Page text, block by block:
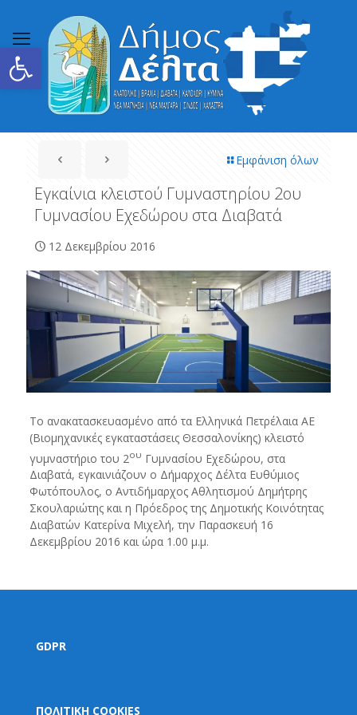
Ανοίξτε τη γραμμή εργαλείων
Εμφάνιση όλων
Εγκαίνια κλειστού Γυμναστηρίου 2ου
Γυμνασίου Εχεδώρου στα Διαβατά
12 Δεκεμβρίου 2016
Το ανακατασκευασμένο από τα Ελληνικά Πετρέλαια ΑΕ
(Βιομηχανικές εγκαταστάσεις Θεσσαλονίκης) κλειστό
γυμναστήριο του 2ου Γυμνασίου Εχεδώρου, στα
Διαβατά, εγκαινιάζουν ο Δήμαρχος Δέλτα Ευθύμιος
Φωτόπουλος, ο Αντιδήμαρχος Αθλητισμού Δημήτρης
Σκουλαριώτης και η Πρόεδρος της Δημοτικής Κοινότητας
Διαβατών Κατερίνα Μιχελή, την Παρασκευή 16
Δεκεμβρίου 2016 και ώρα 1.00 μ.μ.
GDPR
ΠΟΛΙΤΙΚΗ COOKIES